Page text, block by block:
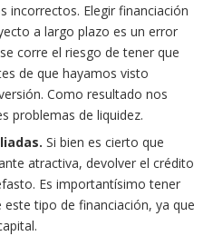
incorrectos. Elegir financiación
a largo plazo es un error
corre el riesgo de tener que
de que hayamos visto
Como resultado nos
problemas de liquidez.
Si bien es cierto que
atractiva, devolver el crédito
Es importantísimo tener
tipo de financiación, ya que